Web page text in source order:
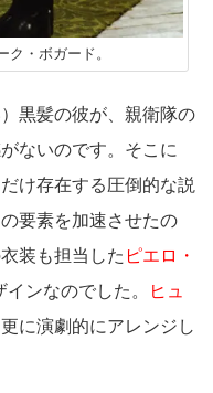
・ボガード。
黒髪の彼が、親衛隊の
ないのです。そこに
け存在する圧倒的な説
要素を加速させたの
装も担当した ピエロ・
ンなのでした。
ヒュ
に演劇的にアレンジし